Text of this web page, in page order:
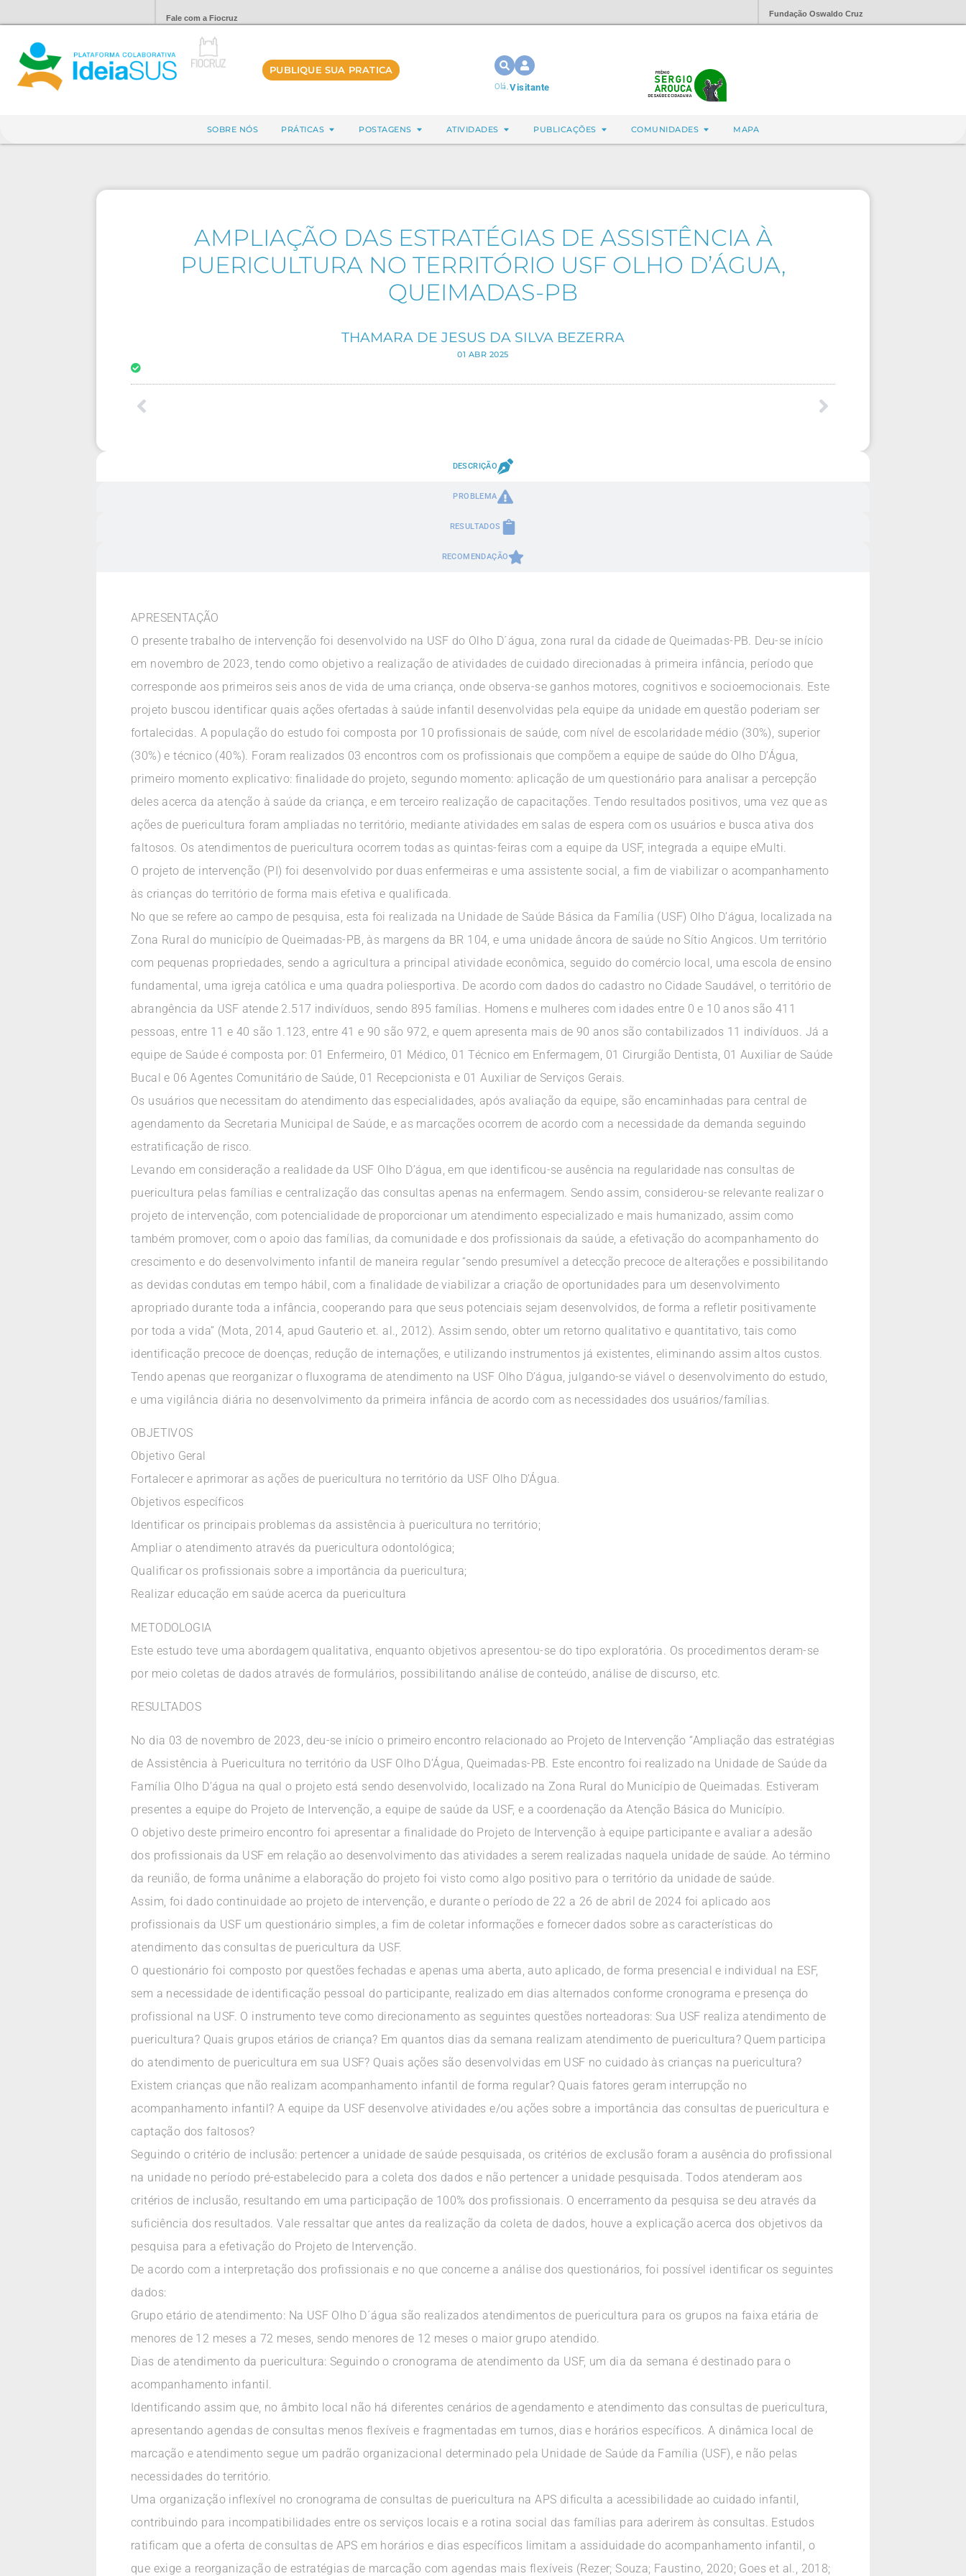
Fale com a Fiocruz Fundação Oswaldo Cruz
PUBLIQUE SUA PRATICA
Olá,Visitante
SOBRE NÓS PRÁTICAS POSTAGENS ATIVIDADES PUBLICAÇÕES COMUNIDADES MAPA
AMPLIAÇÃO DAS ESTRATÉGIAS DE ASSISTÊNCIA À
PUERICULTURA NO TERRITÓRIO USF OLHO D’ÁGUA,
QUEIMADAS-PB
THAMARA DE JESUS DA SILVA BEZERRA
01 ABR 2025
DESCRIÇÃO
PROBLEMA
RESULTADOS
RECOMENDAÇÃO
APRESENTAÇÃO
O presente trabalho de intervenção foi desenvolvido na USF do Olho D´água, zona rural da cidade de Queimadas-PB. Deu-se início
em novembro de 2023, tendo como objetivo a realização de atividades de cuidado direcionadas à primeira infância, período que
corresponde aos primeiros seis anos de vida de uma criança, onde observa-se ganhos motores, cognitivos e socioemocionais. Este
projeto buscou identificar quais ações ofertadas à saúde infantil desenvolvidas pela equipe da unidade em questão poderiam ser
fortalecidas. A população do estudo foi composta por 10 profissionais de saúde, com nível de escolaridade médio (30%), superior
(30%) e técnico (40%). Foram realizados 03 encontros com os profissionais que compõem a equipe de saúde do Olho D’Água,
primeiro momento explicativo: finalidade do projeto, segundo momento: aplicação de um questionário para analisar a percepção
deles acerca da atenção à saúde da criança, e em terceiro realização de capacitações. Tendo resultados positivos, uma vez que as
ações de puericultura foram ampliadas no território, mediante atividades em salas de espera com os usuários e busca ativa dos
faltosos. Os atendimentos de puericultura ocorrem todas as quintas-feiras com a equipe da USF, integrada a equipe eMulti.
O projeto de intervenção (PI) foi desenvolvido por duas enfermeiras e uma assistente social, a fim de viabilizar o acompanhamento
às crianças do território de forma mais efetiva e qualificada.
No que se refere ao campo de pesquisa, esta foi realizada na Unidade de Saúde Básica da Família (USF) Olho D’água, localizada na
Zona Rural do município de Queimadas-PB, às margens da BR 104, e uma unidade âncora de saúde no Sítio Angicos. Um território
com pequenas propriedades, sendo a agricultura a principal atividade econômica, seguido do comércio local, uma escola de ensino
fundamental, uma igreja católica e uma quadra poliesportiva. De acordo com dados do cadastro no Cidade Saudável, o território de
abrangência da USF atende 2.517 indivíduos, sendo 895 famílias. Homens e mulheres com idades entre 0 e 10 anos são 411
pessoas, entre 11 e 40 são 1.123, entre 41 e 90 são 972, e quem apresenta mais de 90 anos são contabilizados 11 indivíduos. Já a
equipe de Saúde é composta por: 01 Enfermeiro, 01 Médico, 01 Técnico em Enfermagem, 01 Cirurgião Dentista, 01 Auxiliar de Saúde
Bucal e 06 Agentes Comunitário de Saúde, 01 Recepcionista e 01 Auxiliar de Serviços Gerais.
Os usuários que necessitam do atendimento das especialidades, após avaliação da equipe, são encaminhadas para central de
agendamento da Secretaria Municipal de Saúde, e as marcações ocorrem de acordo com a necessidade da demanda seguindo
estratificação de risco.
Levando em consideração a realidade da USF Olho D’água, em que identificou-se ausência na regularidade nas consultas de
puericultura pelas famílias e centralização das consultas apenas na enfermagem. Sendo assim, considerou-se relevante realizar o
projeto de intervenção, com potencialidade de proporcionar um atendimento especializado e mais humanizado, assim como
também promover, com o apoio das famílias, da comunidade e dos profissionais da saúde, a efetivação do acompanhamento do
crescimento e do desenvolvimento infantil de maneira regular “sendo presumível a detecção precoce de alterações e possibilitando
as devidas condutas em tempo hábil, com a finalidade de viabilizar a criação de oportunidades para um desenvolvimento
apropriado durante toda a infância, cooperando para que seus potenciais sejam desenvolvidos, de forma a refletir positivamente
por toda a vida” (Mota, 2014, apud Gauterio et. al., 2012). Assim sendo, obter um retorno qualitativo e quantitativo, tais como
identificação precoce de doenças, redução de internações, e utilizando instrumentos já existentes, eliminando assim altos custos.
Tendo apenas que reorganizar o fluxograma de atendimento na USF Olho D’água, julgando-se viável o desenvolvimento do estudo,
e uma vigilância diária no desenvolvimento da primeira infância de acordo com as necessidades dos usuários/famílias.
OBJETIVOS
Objetivo Geral
Fortalecer e aprimorar as ações de puericultura no território da USF Olho D’Água.
Objetivos específicos
Identificar os principais problemas da assistência à puericultura no território;
Ampliar o atendimento através da puericultura odontológica;
Qualificar os profissionais sobre a importância da puericultura;
Realizar educação em saúde acerca da puericultura
METODOLOGIA
Este estudo teve uma abordagem qualitativa, enquanto objetivos apresentou-se do tipo exploratória. Os procedimentos deram-se
por meio coletas de dados através de formulários, possibilitando análise de conteúdo, análise de discurso, etc.
RESULTADOS
No dia 03 de novembro de 2023, deu-se início o primeiro encontro relacionado ao Projeto de Intervenção “Ampliação das estratégias
de Assistência à Puericultura no território da USF Olho D’Água, Queimadas-PB. Este encontro foi realizado na Unidade de Saúde da
Família Olho D’água na qual o projeto está sendo desenvolvido, localizado na Zona Rural do Município de Queimadas. Estiveram
presentes a equipe do Projeto de Intervenção, a equipe de saúde da USF, e a coordenação da Atenção Básica do Município.
O objetivo deste primeiro encontro foi apresentar a finalidade do Projeto de Intervenção à equipe participante e avaliar a adesão
dos profissionais da USF em relação ao desenvolvimento das atividades a serem realizadas naquela unidade de saúde. Ao término
da reunião, de forma unânime a elaboração do projeto foi visto como algo positivo para o território da unidade de saúde.
Assim, foi dado continuidade ao projeto de intervenção, e durante o período de 22 a 26 de abril de 2024 foi aplicado aos
profissionais da USF um questionário simples, a fim de coletar informações e fornecer dados sobre as características do
atendimento das consultas de puericultura da USF.
O questionário foi composto por questões fechadas e apenas uma aberta, auto aplicado, de forma presencial e individual na ESF,
sem a necessidade de identificação pessoal do participante, realizado em dias alternados conforme cronograma e presença do
profissional na USF. O instrumento teve como direcionamento as seguintes questões norteadoras: Sua USF realiza atendimento de
puericultura? Quais grupos etários de criança? Em quantos dias da semana realizam atendimento de puericultura? Quem participa
do atendimento de puericultura em sua USF? Quais ações são desenvolvidas em USF no cuidado às crianças na puericultura?
Existem crianças que não realizam acompanhamento infantil de forma regular? Quais fatores geram interrupção no
acompanhamento infantil? A equipe da USF desenvolve atividades e/ou ações sobre a importância das consultas de puericultura e
captação dos faltosos?
Seguindo o critério de inclusão: pertencer a unidade de saúde pesquisada, os critérios de exclusão foram a ausência do profissional
na unidade no período pré-estabelecido para a coleta dos dados e não pertencer a unidade pesquisada. Todos atenderam aos
critérios de inclusão, resultando em uma participação de 100% dos profissionais. O encerramento da pesquisa se deu através da
suficiência dos resultados. Vale ressaltar que antes da realização da coleta de dados, houve a explicação acerca dos objetivos da
pesquisa para a efetivação do Projeto de Intervenção.
De acordo com a interpretação dos profissionais e no que concerne a análise dos questionários, foi possível identificar os seguintes
dados:
Grupo etário de atendimento: Na USF Olho D´água são realizados atendimentos de puericultura para os grupos na faixa etária de
menores de 12 meses a 72 meses, sendo menores de 12 meses o maior grupo atendido.
Dias de atendimento da puericultura: Seguindo o cronograma de atendimento da USF, um dia da semana é destinado para o
acompanhamento infantil.
Identificando assim que, no âmbito local não há diferentes cenários de agendamento e atendimento das consultas de puericultura,
apresentando agendas de consultas menos flexíveis e fragmentadas em turnos, dias e horários específicos. A dinâmica local de
marcação e atendimento segue um padrão organizacional determinado pela Unidade de Saúde da Família (USF), e não pelas
necessidades do território.
Uma organização inflexível no cronograma de consultas de puericultura na APS dificulta a acessibilidade ao cuidado infantil,
contribuindo para incompatibilidades entre os serviços locais e a rotina social das famílias para aderirem às consultas. Estudos
ratificam que a oferta de consultas de APS em horários e dias específicos limitam a assiduidade do acompanhamento infantil, o
que exige a reorganização de estratégias de marcação com agendas mais flexíveis (Rezer; Souza; Faustino, 2020; Goes et al., 2018;